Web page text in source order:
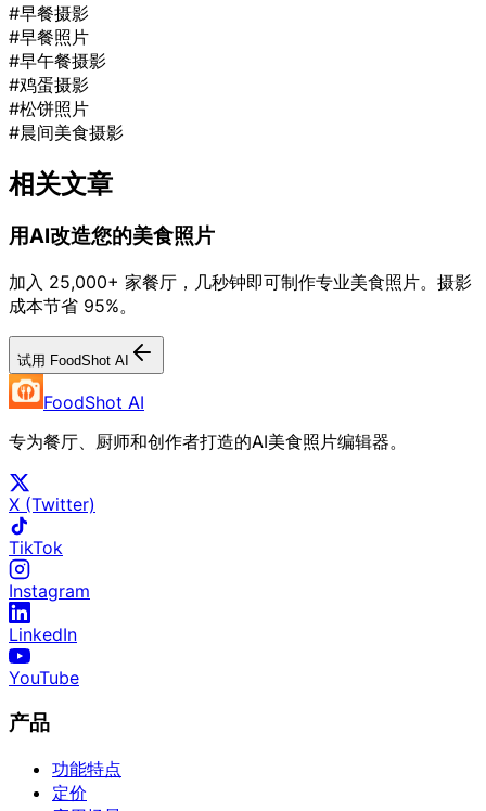
#早餐摄影
#早餐照片
#早午餐摄影
#鸡蛋摄影
#松饼照片
#晨间美食摄影
相关文章
用AI改造您的美食照片
加入 25,000+ 家餐厅，几秒钟即可制作专业美食照片。摄影
成本节省 95%。
试用 FoodShot AI
FoodShot AI
专为餐厅、厨师和创作者打造的AI美食照片编辑器。
X (Twitter)
TikTok
Instagram
LinkedIn
YouTube
产品
功能特点
定价